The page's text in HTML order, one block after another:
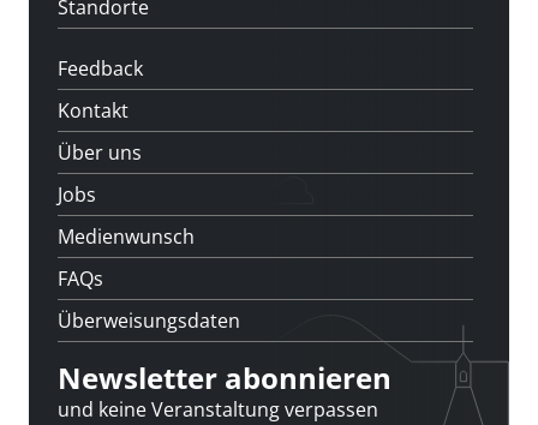
Standorte
Feedback
Kontakt
Über uns
Jobs
Medienwunsch
FAQs
Überweisungsdaten
Newsletter abonnieren
und keine Veranstaltung verpassen